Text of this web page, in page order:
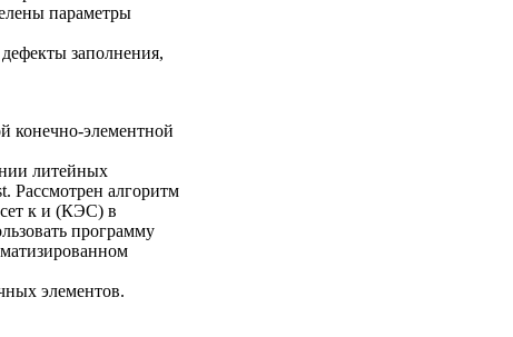
параметры
заполнения,
конечно-элементной
литейных
Рассмотрен алгоритм
к и (КЭС) в
программу
элементов.